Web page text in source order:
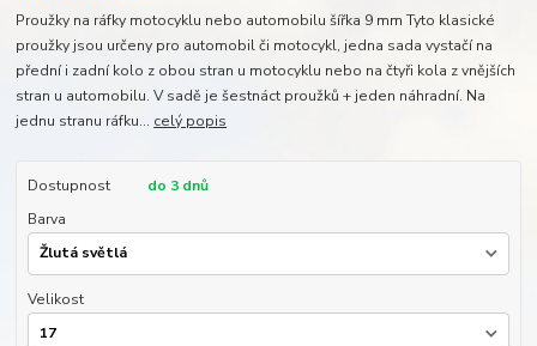
Proužky na ráfky motocyklu nebo automobilu šířka 9 mm Tyto klasické
proužky jsou určeny pro automobil či motocykl, jedna sada vystačí na
přední i zadní kolo z obou stran u motocyklu nebo na čtyři kola z vnějších
stran u automobilu. V sadě je šestnáct proužků + jeden náhradní. Na
jednu stranu ráfku... celý popis
Dostupnost
do 3 dnů
Barva
Velikost